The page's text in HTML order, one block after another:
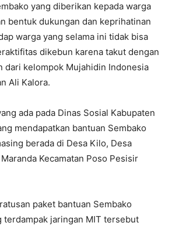
yang diberikan kepada warga
bentuk dukungan dan keprihatinan
warga yang selama ini tidak bisa
dikebun karena takut dengan
dari kelompok Mujahidin Indonesia
Ali Kalora.
ada pada Dinas Sosial Kabupaten
mendapatkan bantuan Sembako
berada di Desa Kilo, Desa
Kecamatan Poso Pesisir
paket bantuan Sembako
terdampak jaringan MIT tersebut